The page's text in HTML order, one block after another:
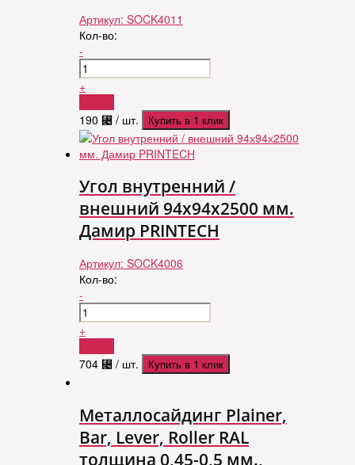
Артикул: SOCK4011
Кол-во:
-
+
190 ⃄ / шт. Купить в 1 клик
Угол внутренний /
внешний 94х94х2500 мм.
Дамир PRINTECH
Артикул: SOCK4006
Кол-во:
-
+
704 ⃄ / шт. Купить в 1 клик
Металлосайдинг Plainer,
Bar, Lever, Roller RAL
толщина 0,45-0,5 мм.,